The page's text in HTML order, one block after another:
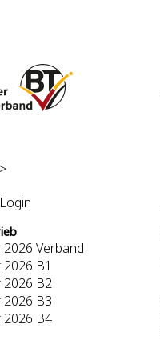
>
2026 Verband
B1
2026 B2
2026 B3
2026 B4